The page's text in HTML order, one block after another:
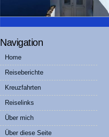
Navigation
Home
Reiseberichte
Kreuzfahrten
Reiselinks
Über mich
Über diese Seite